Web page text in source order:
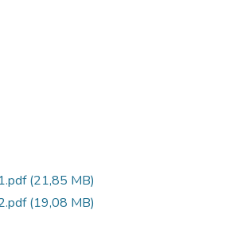
(21,85 MB)
(19,08 MB)